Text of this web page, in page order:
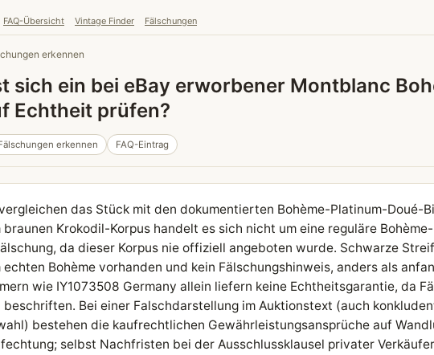
FAQ-Übersicht Vintage Finder Fälschungen
erkennen
sich ein bei eBay erworbener Montblanc
Echtheit prüfen?
erkennen FAQ-Eintrag
das Stück mit den dokumentierten Bohème-Platinum-Doué-
braunen Krokodil-Korpus handelt es sich nicht um eine reguläre
da dieser Korpus nie offiziell angeboten wurde. Schwarze
echten Bohème vorhanden und kein Fälschungshinweis, anders als
wie IY1073508 Germany allein liefern keine Echtheitsgarantie, da
beschriften. Bei einer Falschdarstellung im Auktionstext (auch
bestehen die kaufrechtlichen Gewährleistungsansprüche auf
selbst Nachfristen bei der Ausschlussklausel privater